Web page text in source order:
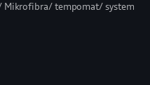
tempomat/ systemy